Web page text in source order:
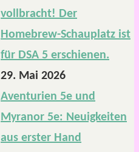
vollbracht! Der
Homebrew-Schauplatz ist
für DSA 5 erschienen.
29. Mai 2026
Aventurien 5e und
Myranor 5e: Neuigkeiten
aus erster Hand